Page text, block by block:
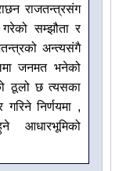
राजतन्त्रसंग
सम्झौता र
अन्त्यसंगै
जनमत भनेको
ठूलो छ त्यसका
निर्णयमा ,
आधारभूमिको